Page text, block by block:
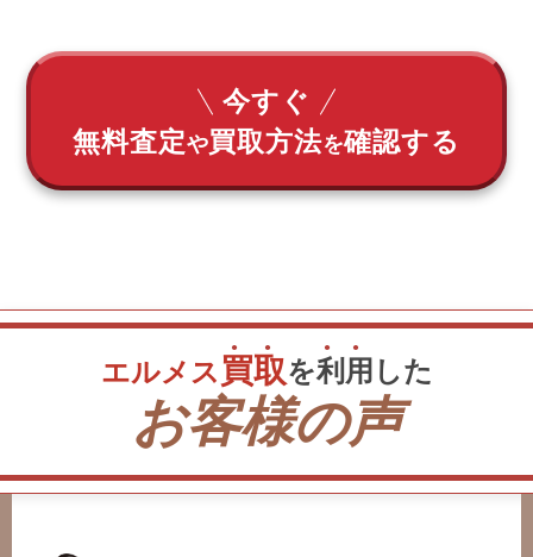
今すぐ
無料査定や買取方法を確認する
エルメス 買取を利 用 した
お客様の声